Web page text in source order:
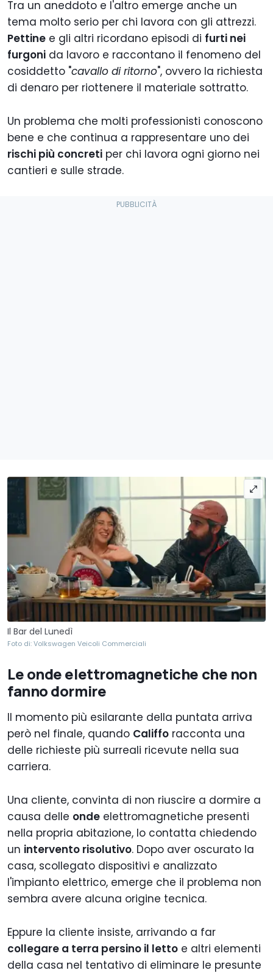
Tra un aneddoto e l'altro emerge anche un
tema molto serio per chi lavora con gli attrezzi.
Pettine e gli altri ricordano episodi di furti nei
furgoni da lavoro e raccontano il fenomeno del
cosiddetto "cavallo di ritorno", ovvero la richiesta
di denaro per riottenere il materiale sottratto.
Un problema che molti professionisti conoscono
bene e che continua a rappresentare uno dei
rischi più concreti per chi lavora ogni giorno nei
cantieri e sulle strade.
Il Bar del Lunedì
Foto di: Volkswagen Veicoli Commerciali
Le onde elettromagnetiche che non
fanno dormire
Il momento più esilarante della puntata arriva
però nel finale, quando Califfo racconta una
delle richieste più surreali ricevute nella sua
carriera.
Una cliente, convinta di non riuscire a dormire a
causa delle onde elettromagnetiche presenti
nella propria abitazione, lo contatta chiedendo
un intervento risolutivo. Dopo aver oscurato la
casa, scollegato dispositivi e analizzato
l'impianto elettrico, emerge che il problema non
sembra avere alcuna origine tecnica.
Eppure la cliente insiste, arrivando a far
collegare a terra persino il letto e altri elementi
della casa nel tentativo di eliminare le presunte